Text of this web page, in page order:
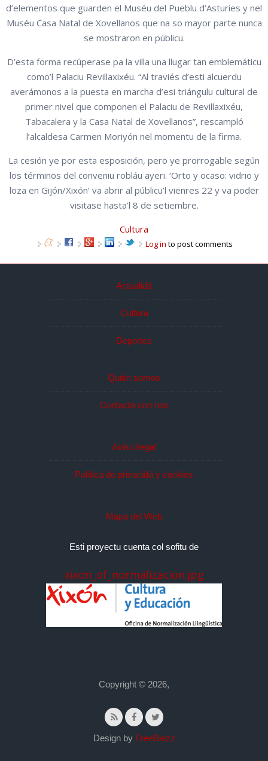
d’elementos que guarden el Muséu del Pueblu d’Asturies y nel
Muséu Casa Natal de Xovellanos que na so mayor parte nunca
se mostraron en públicu.
D’esta forma recúperase pa la villa una llugar tan emblemáticu
como’l Palaciu Revillaxixéu. “Al traviés d’esti alcuerdu
averámonos a la puesta en marcha d’esi triángulu cultural de
primer nivel que componen el Palaciu de Revillaxixéu,
Tabacalera y la Casa Natal de Xovellanos”, rescampló
l’alcaldesa Carmen Moriyón nel momentu de la firma.
La cesión ye por esta esposición, pero ye prorrogable según
los términos del conveniu robláu ayeri. ‘Orto y ocaso: vidrio y
loza en Gijón/Xixón’ va abrir al públicu’l vienres 22 y va poder
visitase hasta’l 8 de setiembre.
Cultura
Log in to post comments
Actualidá
Cultura
Deportes
Quién somos
Contacta con nos
Avisu llegal
Política de privacidá y cookies
Mapa del Web
Esti proyectu cuenta col sofitu de
xixon_of_normalizacion.jpg
Copyright © 2026,
Design by FreeBiezz